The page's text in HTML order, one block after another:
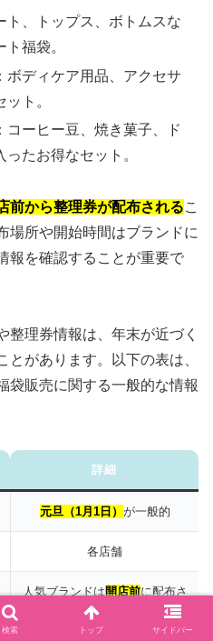
ト、トップス、ボトムスな
福袋。
：ボディケア用品、アクセサ
ト。
：コーヒー豆、焼き菓子、ド
たお得なセット。
前から整理券が配布されるこ
場所や開始時間はブランドに
報を確認することが重要で
整理券情報は、年末が近づく
とがあります。以下の表は、
袋販売に関する一般的な情報
詳細
元旦（1月1日） が一般的
各店舗
人気ブランドは開店前に配布さ
れる可能性あり（配布場所・時
間は要確認）
検索 トップ サイドバー